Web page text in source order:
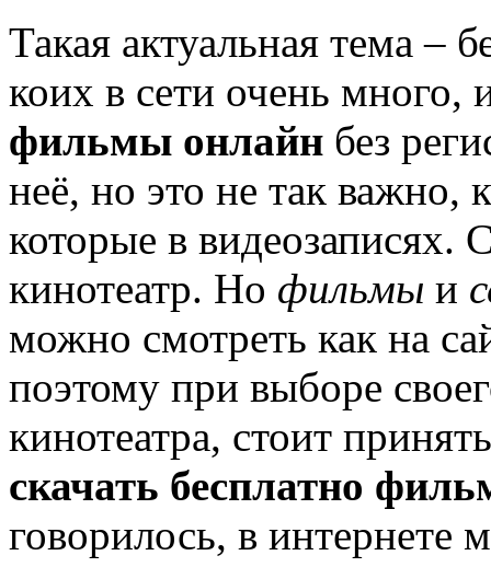
Такая актуальная тема –
коих в сети очень много,
фильмы онлайн без
неё, но это не так важно,
которые в видеозаписях.
кинотеатр. Но фильмы и
можно смотреть как на
поэтому при выборе
кинотеатра, стоит
скачать бесплатно
говорилось, в интернете